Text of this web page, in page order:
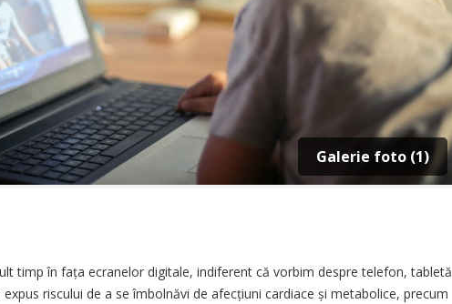
Galerie foto (1)
timp în fața ecranelor digitale, indiferent că vorbim despre telefon, tabletă
riscului de a se îmbolnăvi de afecțiuni cardiace și metabolice, precum